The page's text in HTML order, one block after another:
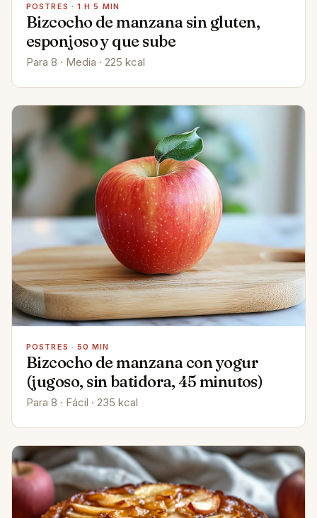
POSTRES · 1 H 5 MIN
Bizcocho de manzana sin gluten,
esponjoso y que sube
Para 8 · Media · 225 kcal
POSTRES · 50 MIN
Bizcocho de manzana con yogur
(jugoso, sin batidora, 45 minutos)
Para 8 · Fácil · 235 kcal